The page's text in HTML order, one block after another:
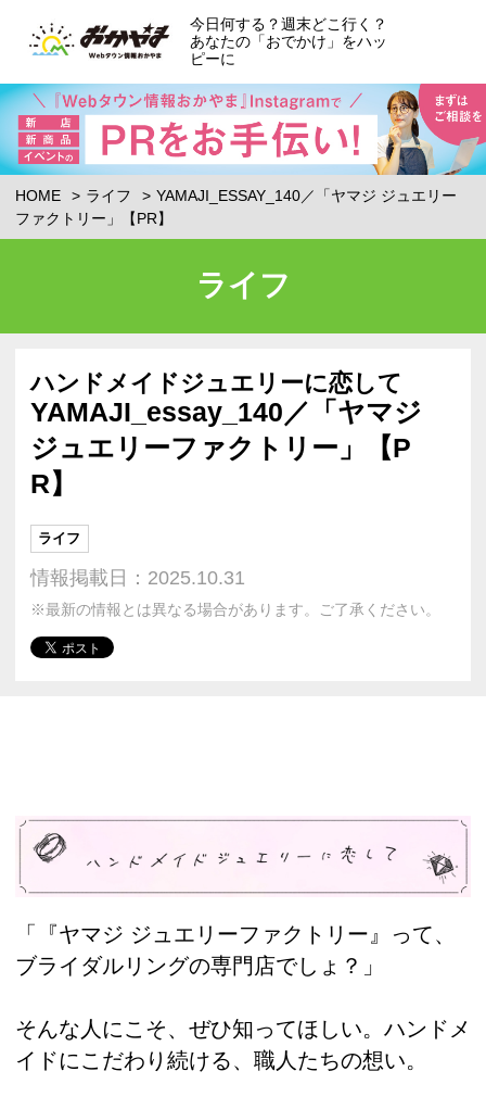
今日何する？週末どこ行く？
あなたの「おでかけ」をハッ
ピーに
HOME ライフ
YAMAJI_ESSAY_140／「ヤマジ ジュエリー
ファクトリー」【PR】
ライフ
ハンドメイドジュエリーに恋して
YAMAJI_essay_140／「ヤマジ
ジュエリーファクトリー」【P
R】
ライフ
情報掲載日：2025.10.31
※最新の情報とは異なる場合があります。ご了承ください。
「『ヤマジ ジュエリーファクトリー』って、
ブライダルリングの専門店でしょ？」
そんな人にこそ、ぜひ知ってほしい。ハンドメ
イドにこだわり続ける、職人たちの想い。